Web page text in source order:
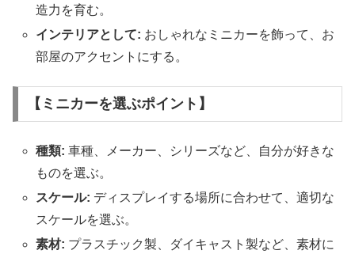
造力を育む。
インテリアとして: おしゃれなミニカーを飾って、お
部屋のアクセントにする。
【ミニカーを選ぶポイント】
種類: 車種、メーカー、シリーズなど、自分が好きな
ものを選ぶ。
スケール: ディスプレイする場所に合わせて、適切な
スケールを選ぶ。
素材: プラスチック製、ダイキャスト製など、素材に